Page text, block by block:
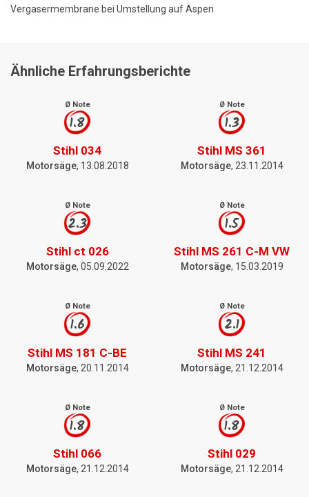
Vergasermembrane bei Umstellung auf Aspen
Ähnliche Erfahrungsberichte
Ø Note
1.8
Stihl 034
Motorsäge, 13.08.2018
Ø Note
1.3
Stihl MS 361
Motorsäge, 23.11.2014
Ø Note
2.3
Stihl ct 026
Motorsäge, 05.09.2022
Ø Note
1.5
Stihl MS 261 C-M VW
Motorsäge, 15.03.2019
Ø Note
1.6
Stihl MS 181 C-BE
Motorsäge, 20.11.2014
Ø Note
2.1
Stihl MS 241
Motorsäge, 21.12.2014
Ø Note
1.8
Stihl 066
Motorsäge, 21.12.2014
Ø Note
1.8
Stihl 029
Motorsäge, 21.12.2014